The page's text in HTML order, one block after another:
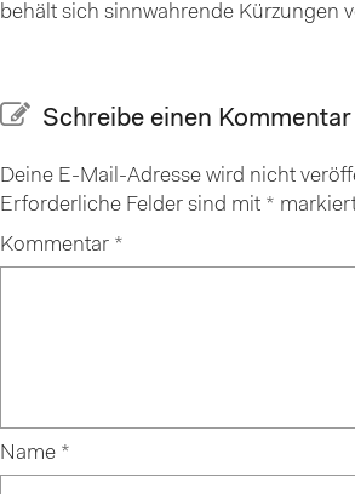
behält sich sinnwahrende Kürzungen
Schreibe einen Kommentar
Deine E-Mail-Adresse wird nicht
Erforderliche Felder sind mit *
Kommentar *
Name *